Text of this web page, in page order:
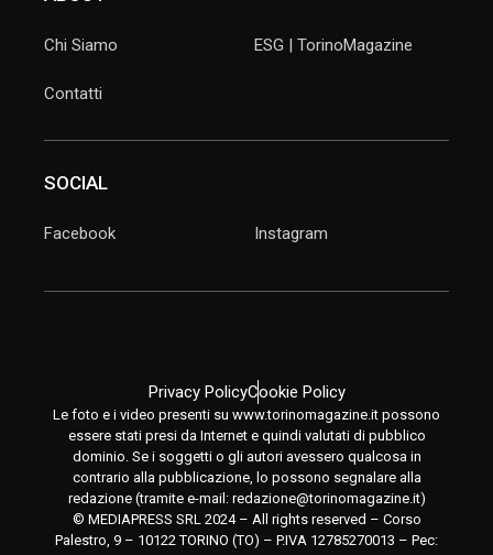
Chi Siamo
Contatti
ESG | TorinoMagazine
SOCIAL
Facebook Instagram
Privacy PolicyCookie Policy
Le foto e i video presenti su www.torinomagazine.it possono
essere stati presi da Internet e quindi valutati di pubblico
dominio. Se i soggetti o gli autori avessero qualcosa in
contrario alla pubblicazione, lo possono segnalare alla
redazione (tramite e-mail: redazione@torinomagazine.it)
© MEDIAPRESS SRL 2024 – All rights reserved – Corso
Palestro, 9 – 10122 TORINO (TO) – P.IVA 12785270013 – Pec: